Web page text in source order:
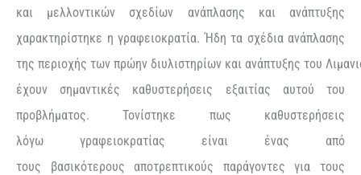
και μελλοντικών σχεδίων ανάπλασης και ανάπτυξης
χαρακτηρίστηκε η γραφειοκρατία. Ήδη τα σχέδια ανάπλασης
της περιοχής των πρώην διυλιστηρίων και ανάπτυξης του
έχουν σημαντικές καθυστερήσεις εξαιτίας αυτού του
προβλήματος. Τονίστηκε πως καθυστερήσεις
λόγω γραφειοκρατίας είναι ένας από
τους βασικότερους αποτρεπτικούς παράγοντες για τους